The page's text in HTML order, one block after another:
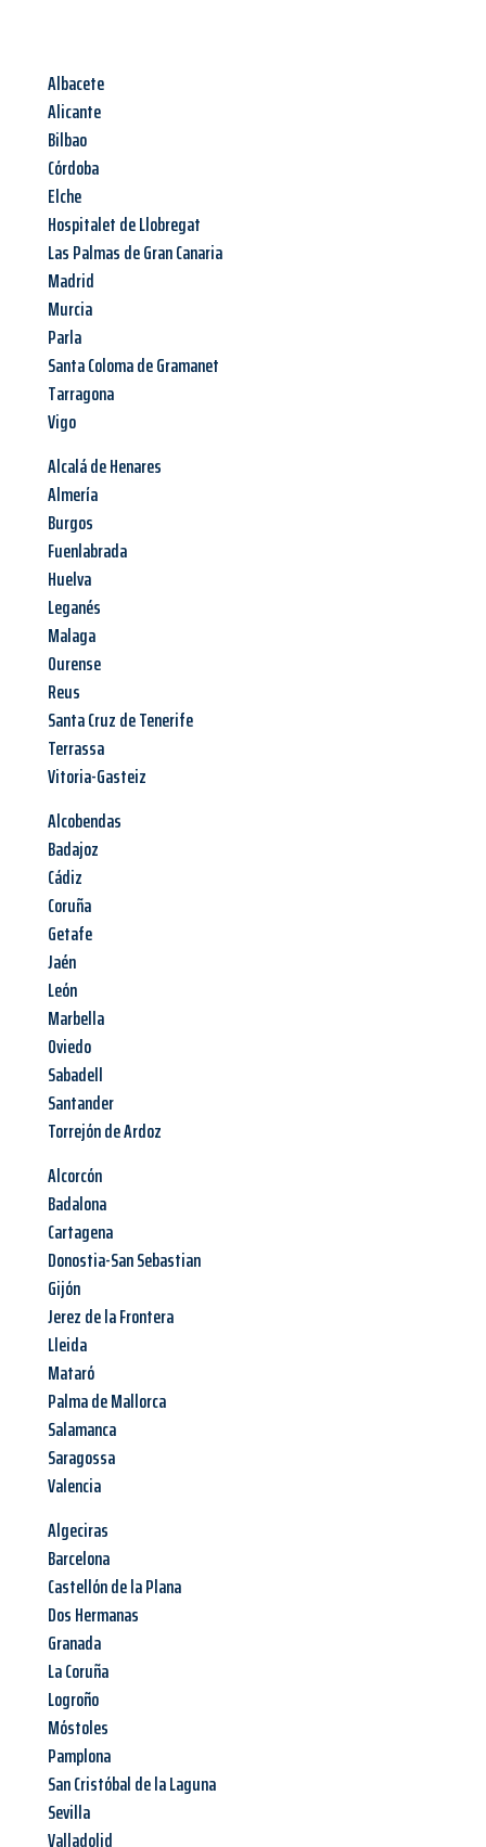
Albacete
Alicante
Bilbao
Córdoba
Elche
Hospitalet de Llobregat
Las Palmas de Gran Canaria
Madrid
Murcia
Parla
Santa Coloma de Gramanet
Tarragona
Vigo
Alcalá de Henares
Almería
Burgos
Fuenlabrada
Huelva
Leganés
Malaga
Ourense
Reus
Santa Cruz de Tenerife
Terrassa
Vitoria-Gasteiz
Alcobendas
Badajoz
Cádiz
Coruña
Getafe
Jaén
León
Marbella
Oviedo
Sabadell
Santander
Torrejón de Ardoz
Alcorcón
Badalona
Cartagena
Donostia-San Sebastian
Gijón
Jerez de la Frontera
Lleida
Mataró
Palma de Mallorca
Salamanca
Saragossa
Valencia
Algeciras
Barcelona
Castellón de la Plana
Dos Hermanas
Granada
La Coruña
Logroño
Móstoles
Pamplona
San Cristóbal de la Laguna
Sevilla
Valladolid